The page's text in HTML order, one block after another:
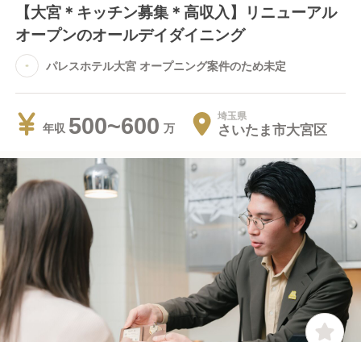
【大宮＊キッチン募集＊高収入】リニューアル
オープンのオールデイダイニング
パレスホテル大宮 オープニング案件のため未定
年収 500~600 埼玉県
さいたま市大宮区